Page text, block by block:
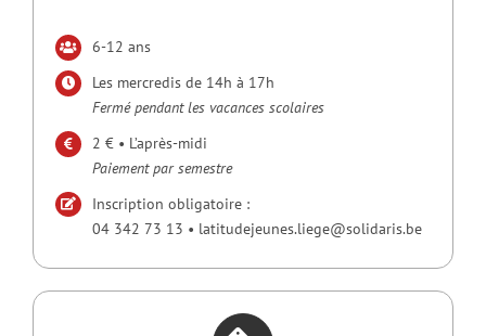
6-12 ans
Les mercredis de 14h à 17h
Fermé pendant les vacances scolaires
2 € • L’après-midi
Paiement par semestre
Inscription obligatoire :
04 342 73 13 • latitudejeunes.liege@solidaris.be